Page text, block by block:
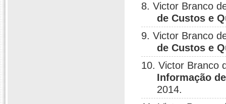
8. Victor Branco
de Custos e
9. Victor Branco
de Custos e
10. Victor Branco
Informação
2014.